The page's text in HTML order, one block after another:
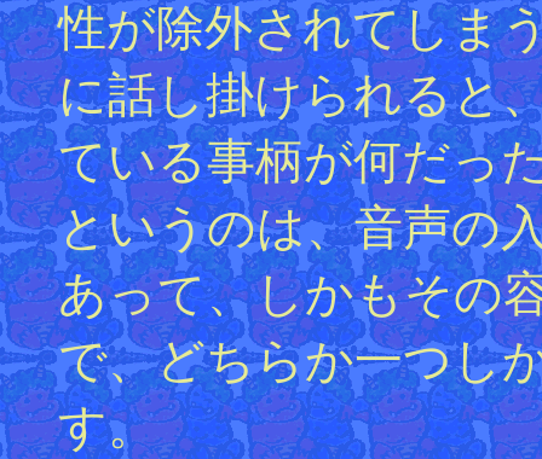
性が除外されてしま
に話し掛けられると
ている事柄が何だっ
というのは、音声の
あって、しかもその
で、どちらか一つし
す。